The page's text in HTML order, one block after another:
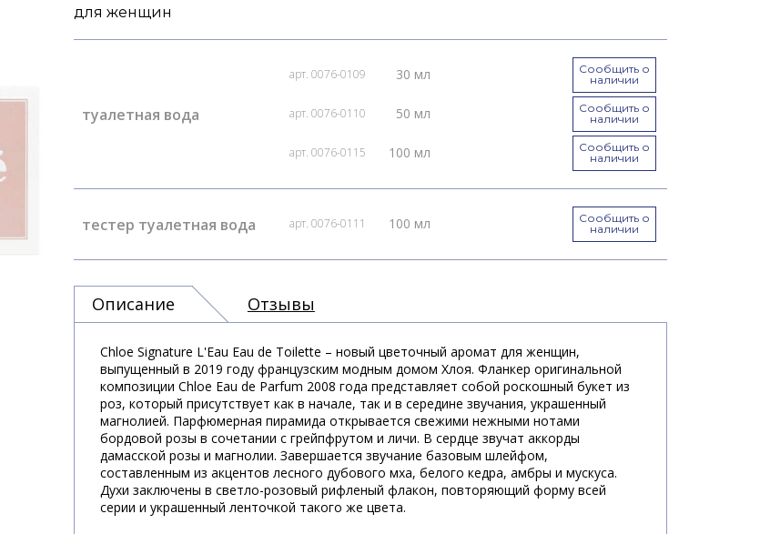
для женщин
арт. 0076-0109 30 мл
Сообщить о
наличии
арт. 0076-0110 50 мл
Сообщить о
наличии
туалетная вода
арт. 0076-0115 100 мл
Сообщить о
наличии
тестер туалетная вода арт. 0076-0111 100 мл
Сообщить о
наличии
Описание Отзывы
Chloe Signature L'Eau Eau de Toilette – новый цветочный аромат для женщин,
выпущенный в 2019 году французским модным домом Хлоя. Фланкер оригинальной
композиции Chloe Eau de Parfum 2008 года представляет собой роскошный букет из
роз, который присутствует как в начале, так и в середине звучания, украшенный
магнолией. Парфюмерная пирамида открывается свежими нежными нотами
бордовой розы в сочетании с грейпфрутом и личи. В сердце звучат аккорды
дамасской розы и магнолии. Завершается звучание базовым шлейфом,
составленным из акцентов лесного дубового мха, белого кедра, амбры и мускуса.
Духи заключены в светло-розовый рифленый флакон, повторяющий форму всей
серии и украшенный ленточкой такого же цвета.